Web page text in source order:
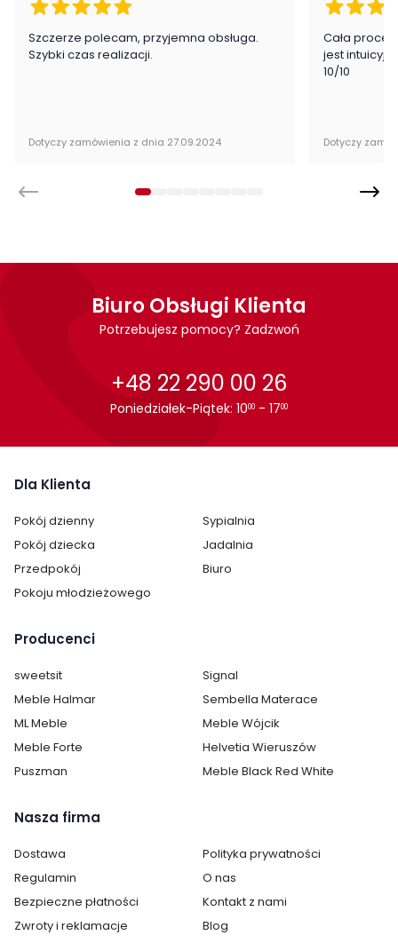
Szerokość: 110 cm
Wysokość: 43 cm
Montaż: do samodzielnego montażu
nowoczesny
Pokój: Salon
Kształt blatu:
Kategoria: Stoliki kawowe i ławy
kawowych:
Szczerze polecam, przyjemna obsługa.
Szybki czas realizacji.
Dotyczy zamówienia z dnia 27.09.2024
Cała
jest
10/10
Dotyczy
Biuro Obsługi Klienta
Potrzebujesz pomocy? Zadzwoń
+48 22 290 00 26
Poniedziałek-Piątek: 1000 - 1700
Dla Klienta
Pokój dzienny
Sypialnia
Pokój dziecka
Jadalnia
Przedpokój
Biuro
Pokoju młodzieżowego
Producenci
sweetsit
Signal
Meble Halmar
Sembella Materace
ML Meble
Meble Wójcik
Meble Forte
Helvetia Wieruszów
Puszman
Meble Black Red White
Nasza firma
Dostawa
Polityka prywatności
Regulamin
O nas
Bezpieczne płatności
Kontakt z nami
Zwroty i reklamacje
Blog